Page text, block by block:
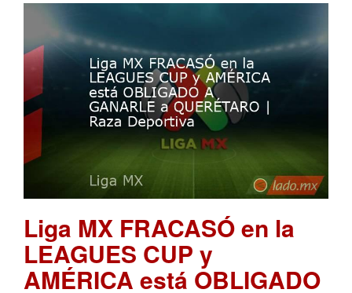
Liga MX FRACASÓ en la
LEAGUES CUP y
AMÉRICA está OBLIGADO